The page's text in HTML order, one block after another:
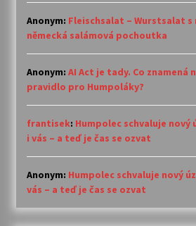
Anonym: Fleischsalat – Wurstsalat s
německá salámová pochoutka
Anonym: AI Act je tady. Co znamená
pravidlo pro Humpoláky?
frantisek: Humpolec schvaluje nový
i vás – a teď je čas se ozvat
Anonym: Humpolec schvaluje nový
vás – a teď je čas se ozvat